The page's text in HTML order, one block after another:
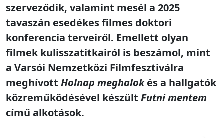
szerveződik, valamint mesél a 2025
tavaszán esedékes filmes doktori
konferencia terveiről. Emellett olyan
filmek kulisszatitkairól is beszámol, mint
a Varsói Nemzetközi Filmfesztiválra
meghívott Holnap meghalokés a hallgatók
közreműködésével készült Futni mentem
című alkotások.